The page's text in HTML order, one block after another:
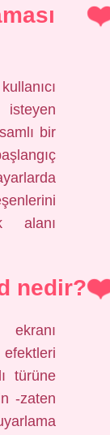
bir
alanı
nedir?
türüne
-zaten